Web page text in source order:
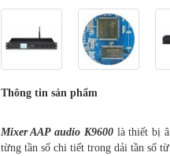
Thông tin sản phẩm
Mixer AAP audio K9600là thiết bị
từng tần số chi tiết trong dải tần số